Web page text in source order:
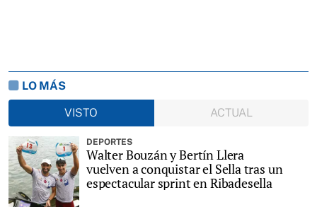
LO MÁS
VISTO
ACTUAL
DEPORTES
Walter Bouzán y Bertín Llera
vuelven a conquistar el Sella tras un
espectacular sprint en Ribadesella